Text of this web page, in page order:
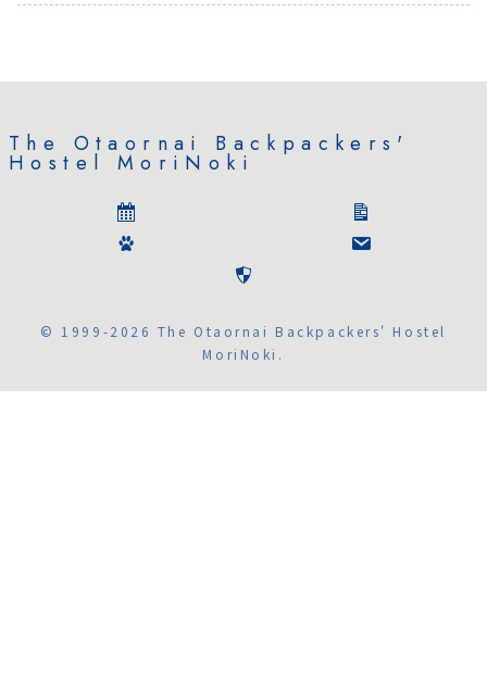
The Otaornai Backpackers'
Hostel MoriNoki
© 1999-2026 The Otaornai Backpackers' Hostel
MoriNoki.